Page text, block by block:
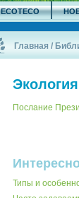
ECOTECO
Главная /
Экология
Послание
Типы и